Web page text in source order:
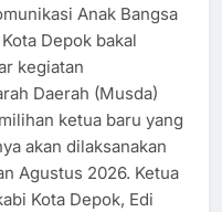
Anak Bangsa
Depok bakal
kegiatan
Daerah (Musda)
ketua baru yang
akan dilaksanakan
Agustus 2026. Ketua
Kota Depok, Edi